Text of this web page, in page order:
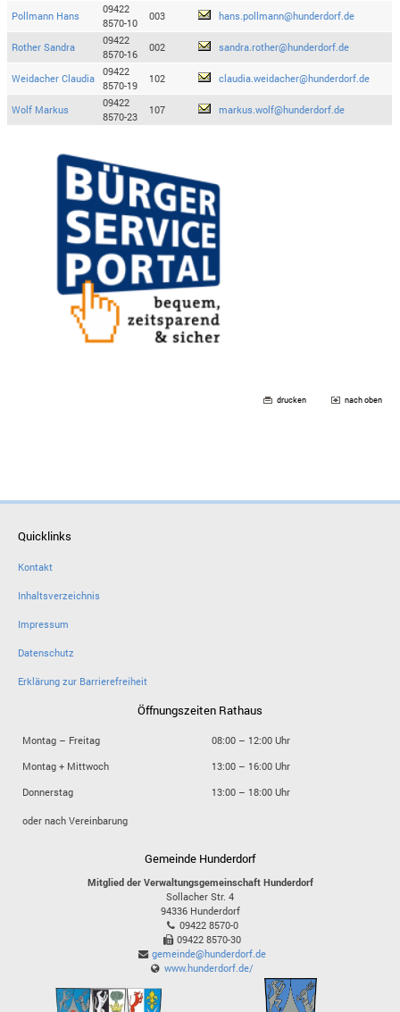
Pollmann Hans
09422
8570-10
003 hans.pollmann@hunderdorf.de
Rother Sandra
09422
8570-16
002 sandra.rother@hunderdorf.de
Weidacher Claudia
09422
8570-19
102 claudia.weidacher@hunderdorf.de
Wolf Markus
09422
8570-23
107 markus.wolf@hunderdorf.de
drucken nach oben
Quicklinks
Kontakt
Inhaltsverzeichnis
Impressum
Datenschutz
Erklärung zur Barrierefreiheit
Öffnungszeiten Rathaus
Montag – Freitag
08:00 – 12:00 Uhr
Montag + Mittwoch
13:00 – 16:00 Uhr
Donnerstag
13:00 – 18:00 Uhr
oder nach Vereinbarung
Gemeinde Hunderdorf
Mitglied der Verwaltungsgemeinschaft Hunderdorf
Sollacher Str. 4
94336 Hunderdorf
09422 8570-0
09422 8570-30
gemeinde@hunderdorf.de
www.hunderdorf.de/